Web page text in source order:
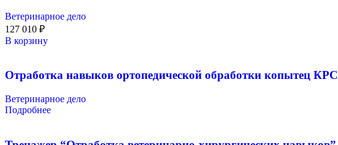
Ветеринарное дело
127 010 ₽
В корзину
Отработка навыков ортопедической обработки копытец КРС
Ветеринарное дело
Подробнее